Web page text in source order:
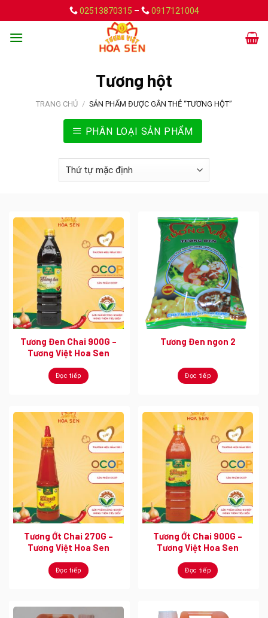
to
content
02513870315 – 0917121004
Tương hột
TRANG CHỦ / SẢN PHẨM ĐƯỢC GẮN THẺ “TƯƠNG HỘT”
PHÂN LOẠI SẢN PHẨM
Tương Đen Chai 900G –
Tương Việt Hoa Sen
Đọc tiếp
Tương Đen ngon 2
Đọc tiếp
Tương Ớt Chai 270G –
Tương Việt Hoa Sen
Đọc tiếp
Tương Ớt Chai 900G –
Tương Việt Hoa Sen
Đọc tiếp